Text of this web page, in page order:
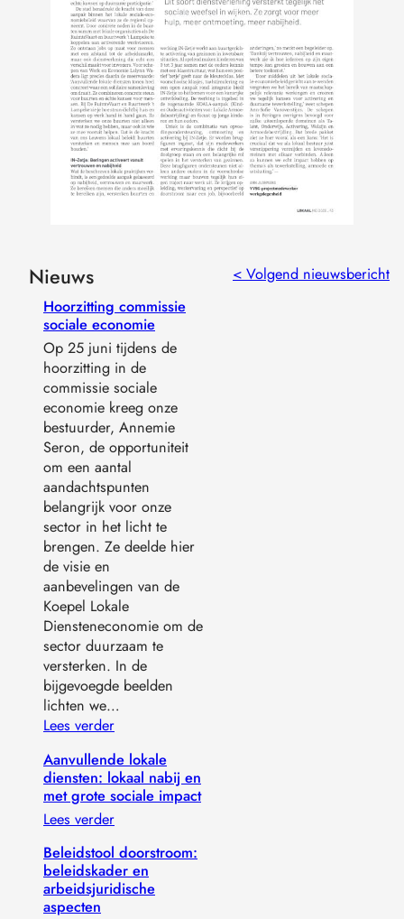
Nieuws
Hoorzitting commissie
sociale economie
Op 25 juni tijdens de
hoorzitting in de
commissie sociale
economie kreeg onze
bestuurder, Annemie
Seron, de opportuniteit
om een aantal
aandachtspunten
belangrijk voor onze
sector in het licht te
brengen. Ze deelde hier
de visie en
aanbevelingen van de
Koepel Lokale
Diensteneconomie om de
sector duurzaam te
versterken. In de
bijgevoegde beelden
lichten we…
Lees verder
Aanvullende lokale
diensten: lokaal nabij en
met grote sociale impact
Lees verder
Beleidstool doorstroom:
beleidskader en
arbeidsjuridische
aspecten
< Volgend nieuwsbericht